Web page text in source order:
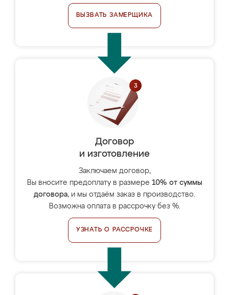
ВЫЗВАТЬ ЗАМЕРЩИКА
Договор
и изготовление
Заключаем договор,
Вы вносите предоплату в размере 10% от суммы
договора, и мы отдаём заказ в производство.
Возможна оплата в рассрочку без %.
УЗНАТЬ О РАССРОЧКЕ